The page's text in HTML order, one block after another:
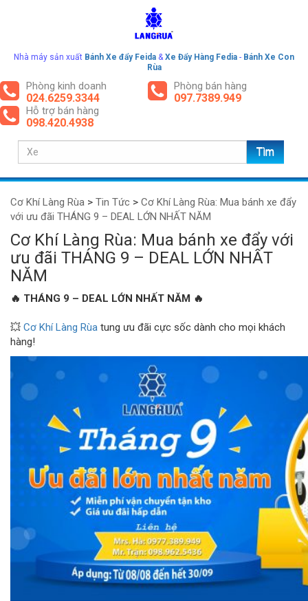
Nhà máy sản xuất Bánh Xe đẩy Feida & Xe Đẩy Hàng Fedia - Bánh Xe Con
Rùa
Phòng kinh doanh
024.6259.3344
Phòng bán hàng
097.7389.949
Hỗ trợ bán hàng
098.420.4938
Cơ Khí Làng Rùa > Tin Tức > Cơ Khí Làng Rùa: Mua bánh xe đẩy
với ưu đãi THÁNG 9 – DEAL LỚN NHẤT NĂM
Cơ Khí Làng Rùa: Mua bánh xe đẩy với
ưu đãi THÁNG 9 – DEAL LỚN NHẤT
NĂM
🔥 THÁNG 9 – DEAL LỚN NHẤT NĂM 🔥
💥 Cơ Khí Làng Rùa tung ưu đãi cực sốc dành cho mọi khách
hàng!